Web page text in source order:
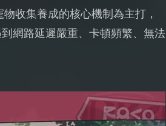
收集養成的核心機制為主打，
網路延遲嚴重、卡頓頻繁、無法